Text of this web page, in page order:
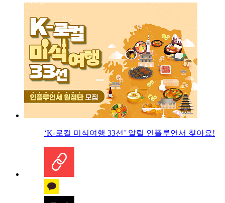
‘K-로컬 미식여행 33선’ 알릴 인플루언서 찾아요!